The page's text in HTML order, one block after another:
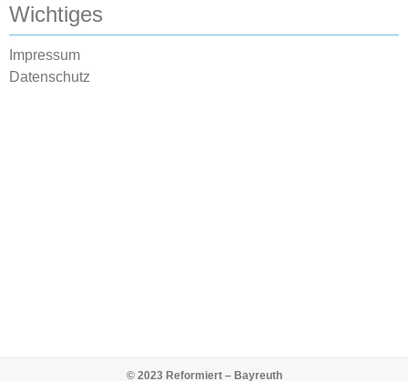
Wichtiges
Impressum
Datenschutz
© 2023 Reformiert – Bayreuth